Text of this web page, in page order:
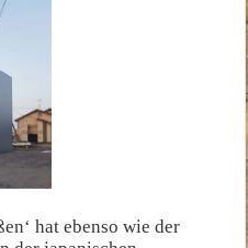
hat ebenso wie der